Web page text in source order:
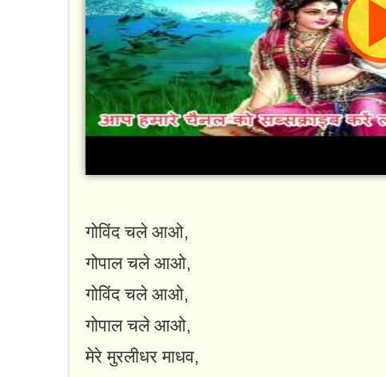
गोविंद चले आओ,
गोपाल चले आओ,
गोविंद चले आओ,
गोपाल चले आओ,
मेरे मुरलीधर माधव,